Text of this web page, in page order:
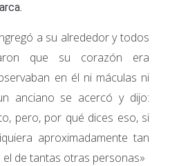
a su alrededor y todos
que su corazón era
en él ni máculas ni
anciano se acercó y dijo:
pero, por qué dices eso, si
aproximadamente tan
de tantas otras personas»